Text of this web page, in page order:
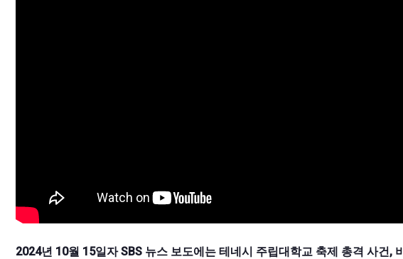
2024년 10월 15일자 SBS 뉴스 보도에는 테네시 주립대학교 축제 총격 사건,